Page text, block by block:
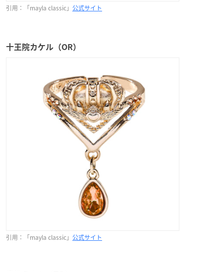
引用：「mayla classic」 公式サイト
十王院カケル（OR）
引用：「mayla classic」 公式サイト